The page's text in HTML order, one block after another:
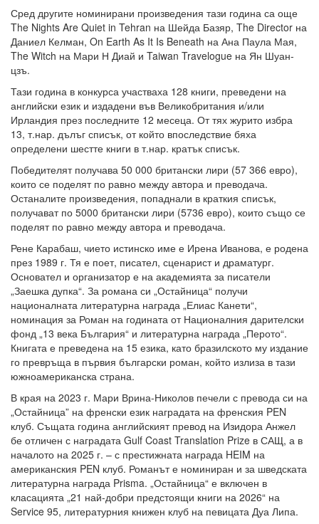
Сред другите номинирани произведения тази година са още
The Nights Are Quiet in Tehran на Шейда Базяр, The Director на
Даниел Келман, On Earth As It Is Beneath на Ана Паула Мая,
The Witch на Мари Н Диай и Taiwan Travelogue на Ян Шуан-
цзъ.
Тази година в конкурса участваха 128 книги, преведени на
английски език и издадени във Великобритания и/или
Ирландия през последните 12 месеца. От тях журито избра
13, т.нар. дълъг списък, от който впоследствие бяха
определени шестте книги в т.нар. кратък списък.
Победителят получава 50 000 британски лири (57 366 евро),
които се поделят по равно между автора и преводача.
Останалите произведения, попаднали в краткия списък,
получават по 5000 британски лири (5736 евро), които също се
поделят по равно между автора и преводача.
Рене Карабаш, чието истинско име е Ирена Иванова, е родена
през 1989 г. Тя е поет, писател, сценарист и драматург.
Основател и организатор е на академията за писатели
„Заешка дупка“. За романа си „Остайница“ получи
националната литературна награда „Елиас Канети“,
номинация за Роман на годината от Националния дарителски
фонд „13 века България“ и литературна награда „Перото“.
Книгата е преведена на 15 езика, като бразилското му издание
го превръща в първия български роман, който излиза в тази
южноамериканска страна.
В края на 2023 г. Мари Врина-Николов печели с превода си на
„Остайница” на френски език наградата на френския PEN
клуб. Същата година английският превод на Изидора Анжел
бе отличен с наградата Gulf Coast Translation Prize в САЩ, а в
началото на 2025 г. – с престижната награда HEIM на
американския PEN клуб. Романът е номиниран и за шведската
литературна награда Prisma. „Остайница“ е включен в
класацията „21 най-добри предстоящи книги на 2026“ на
Service 95, литературния книжен клуб на певицата Дуа Липа.